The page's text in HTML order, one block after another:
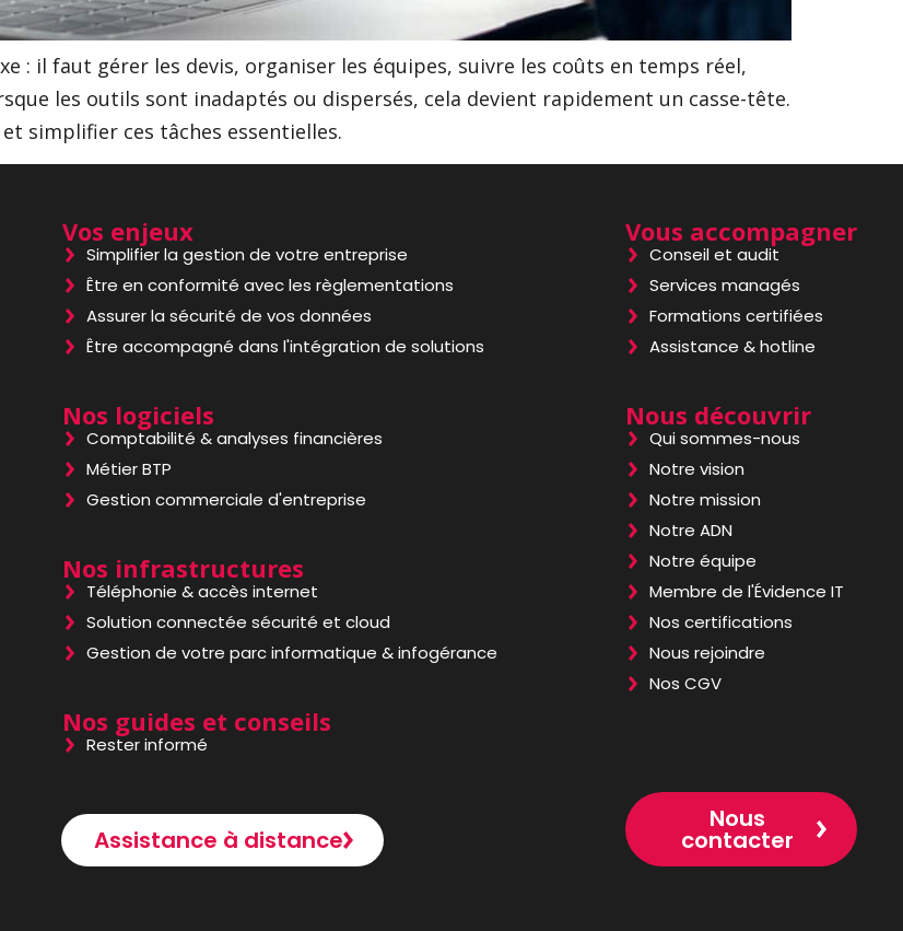
: il faut gérer les devis, organiser les équipes, suivre les coûts en temps réel,
les outils sont inadaptés ou dispersés, cela devient rapidement un casse-tête.
simplifier ces tâches essentielles.
Vos enjeux
Simplifier la gestion de votre entreprise
Être en conformité avec les règlementations
Assurer la sécurité de vos données
Être accompagné dans l'intégration de solutions
Nos logiciels
Comptabilité & analyses financières
Métier BTP
Gestion commerciale d'entreprise
Nos infrastructures
Téléphonie & accès internet
Solution connectée sécurité et cloud
Gestion de votre parc informatique & infogérance
Nos guides et conseils
Rester informé
Assistance à distance
Vous accompagner
Conseil et audit
Services managés
Formations certifiées
Assistance & hotline
Nous découvrir
Qui sommes-nous
Notre vision
Notre mission
Notre ADN
Notre équipe
Membre de l'Évidence IT
Nos certifications
Nous rejoindre
Nos CGV
Nous
contacter